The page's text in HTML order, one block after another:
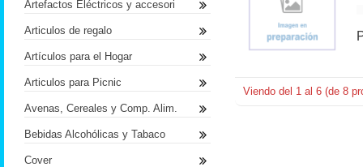
Viendo del 1 al 6 (de 8
Artefactos Eléctricos y accesori
Articulos de regalo
Artículos para el Hogar
Articulos para Picnic
Avenas, Cereales y Comp. Alim.
Bebidas Alcohólicas y Tabaco
Cover